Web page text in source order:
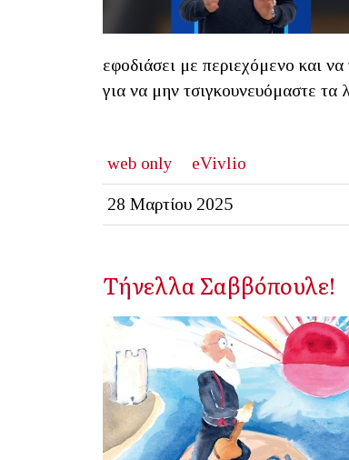
εφοδιάσει με περιεχόμενο και
για να μην τσιγκουνευόμαστε τα
web only
eVivlio
28 Μαρτίου 2025
Τήνελλα Σαββόπουλε!